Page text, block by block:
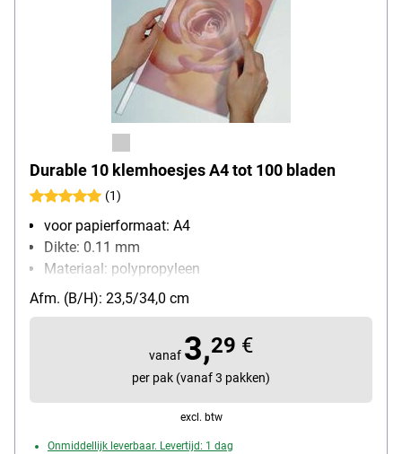
Durable 10 klemhoesjes A4 tot 100 bladen
(1)
voor papierformaat: A4
Dikte: 0.11 mm
Materiaal: polypropyleen
inhoud per pak: 10
Afm. (B/H): 23,5/34,0 cm
vanaf 3,29 €
per pak (vanaf 3 pakken)
excl. btw
Onmiddellijk leverbaar. Levertijd: 1 dag